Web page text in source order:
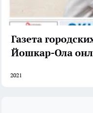
Газета
Йошкар-Ола
2021